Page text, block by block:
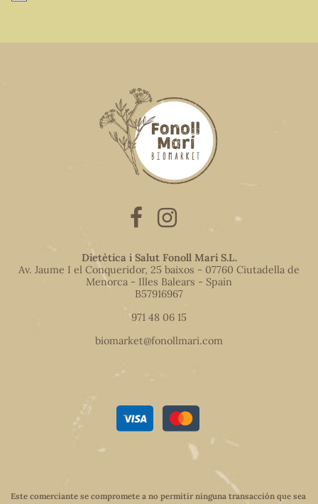
Dietètica i Salut Fonoll Marí S.L.
Av. Jaume I el Conqueridor, 25 baixos - 07760 Ciutadella de
Menorca - Illes Balears - Spain
B57916967
971 48 06 15
biomarket@fonollmari.com
Este comerciante se compromete a no permitir ninguna transacción que sea